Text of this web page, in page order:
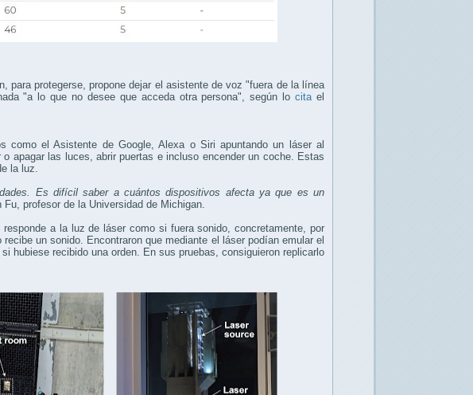
para protegerse, propone dejar el asistente de voz "fuera de la línea
"a lo que no desee que acceda otra persona", según locita el
como el Asistente de Google, Alexa o Siri apuntando un láser al
apagar las luces, abrir puertas e incluso encender un coche. Estas
la luz.
Es difícil saber a cuántos dispositivos afecta ya que es un
profesor de la Universidad de Michigan.
a la luz de láser como si fuera sonido, concretamente, por
un sonido. Encontraron que mediante el láser podían emular el
hubiese recibido una orden. En sus pruebas, consiguieron replicarlo